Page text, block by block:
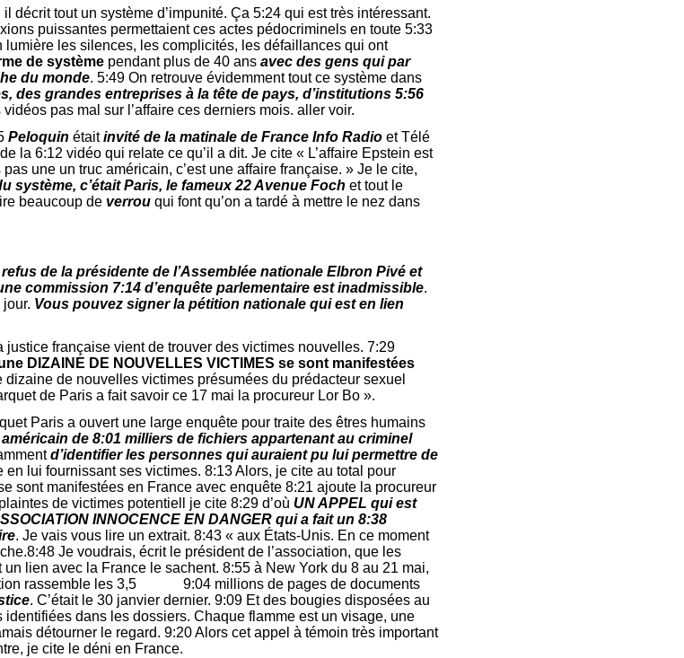
tout un système d’impunité. Ça 5:24 qui est très intéressant.
puissantes permettaient ces actes pédocriminels en toute 5:33
les silences, les complicités, les défaillances qui ont
de système pendant plus de 40 ans avec des gens qui par
du monde. 5:49 On retrouve évidemment tout ce système dans
des grandes entreprises à la tête de pays, d’institutions 5:56
pas mal sur l’affaire ces derniers mois. aller voir.
Peloquin étaitinvité de la matinale de France Info Radio et Télé
la 6:12 vidéo qui relate ce qu’il a dit. Je cite « L’affaire Epstein est
une un truc américain, c’est une affaire française. » Je le cite,
système, c’était Paris, le fameux 22 Avenue Foch et tout le
beaucoup de verrou qui font qu’on a tardé à mettre le nez dans
de la présidente de l’Assemblée nationale Elbron Pivé et
commission 7:14 d’enquête parlementaire est inadmissible.
Vous pouvez signer la pétition nationale qui est en lien
justice française vient de trouver des victimes nouvelles. 7:29
DIZAINE DE NOUVELLES VICTIMES se sont manifestées
de nouvelles victimes présumées du prédacteur sexuel
de Paris a fait savoir ce 17 mai la procureur Lor Bo ».
Paris a ouvert une large enquête pour traite des êtres humains
de 8:01 milliers de fichiers appartenant au criminel
d’identifier les personnes qui auraient pu lui permettre de
en lui fournissant ses victimes. 8:13 Alors, je cite au total pour
sont manifestées en France avec enquête 8:21 ajoute la procureur
de victimes potentiell je cite 8:29 d’où UN APPEL qui est
INNOCENCE EN DANGER qui a fait un 8:38
. Je vais vous lire un extrait. 8:43 « aux États-Unis. En ce moment
Je voudrais, écrit le président de l’association, que les
lien avec la France le sachent. 8:55 à New York du 8 au 21 mai,
rassemble les 3,5 9:04 millions de pages de documents
. C’était le 30 janvier dernier. 9:09 Et des bougies disposées au
dans les dossiers. Chaque flamme est un visage, une
détourner le regard. 9:20 Alors cet appel à témoin très important
je cite le déni en France.